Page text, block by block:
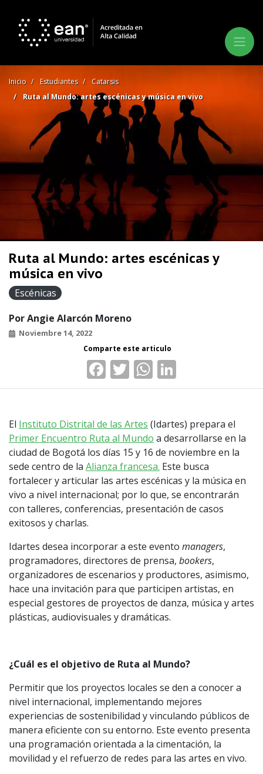
Inicio Estudiantes
Catarsis
Ruta al Mundo: artes escénicas y música en vivo
Ruta al Mundo: artes escénicas y
música en vivo
Escénicas
PorAngie Alarcón Moreno
Noviembre 14, 2022
Facebook
TwitterWhatsApp
El Instituto Distrital de las Artes (Idartes) prepara el
Primer Encuentro Ruta al Mundo a desarrollarse en la
ciudad de Bogotá los días 15 y 16 de noviembre en la
sede centro de la Alianza francesa. Este busca
fortalecer y articular las artes escénicas y la música en
vivo a nivel internacional; por lo que, se encontrarán
con talleres, conferencias, presentación de casos
exitosos y charlas.
Idartes desea incorporar a este evento managers,
programadores, directores de prensa, bookers,
organizadores de escenarios y productores, asimismo,
hace una invitación para que participen artistas, en
especial gestores de proyectos de danza, música y artes
plásticas, audiovisuales y dramáticas.
¿Cuál es el objetivo de Ruta al Mundo?
Permitir que los proyectos locales se den a conocer a
nivel internacional, implementando mejores
experiencias de sostenibilidad y vinculando públicos de
manera eficiente con su entorno. Este evento presenta
una programación orientada a la cimentación, la
movilidad y el refuerzo de redes para las artes en vivo.